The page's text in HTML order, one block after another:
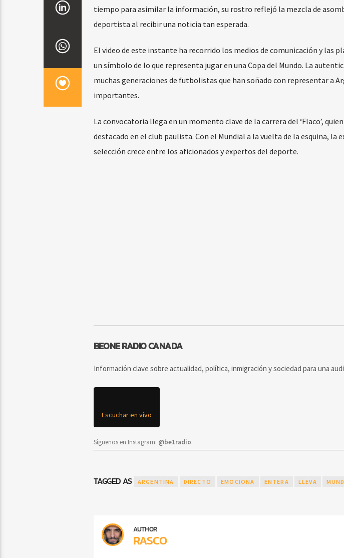
tiempo para asimilar la información, su rostro reflejó la mezcla de
deportista al recibir una noticia tan esperada.
El video de este instante ha recorrido los medios de comunicación y las
un símbolo de lo que representa jugar en una Copa del Mundo. La
muchas generaciones de futbolistas que han soñado con representar a
importantes.
La convocatoria llega en un momento clave de la carrera del ‘Flaco’,
destacado en el club paulista. Con el Mundial a la vuelta de la esquina, la
selección crece entre los aficionados y expertos del deporte.
BEONE RADIO CANADA
Información clave sobre actualidad, política, inmigración y sociedad para una
Escuchar en vivo
Síguenos en Instagram: @be1radio
TAGGED AS ARGENTINA DIRECTO EMOCIONA ENTERA LLEVA
AUTHOR
RASCO